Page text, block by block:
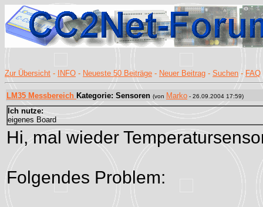
Zur Übersicht - INFO - Neueste 50 Beiträge - Neuer Beitrag - Suchen - FAQ
LM35 Messbereich Kategorie: Sensoren (von Marko - 26.09.2004 17:59)
Ich nutze:
eigenes Board
Hi, mal wieder
Folgendes Problem: